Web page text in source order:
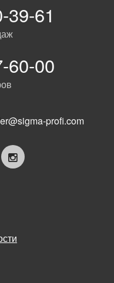
39-61
60-00
profi.com